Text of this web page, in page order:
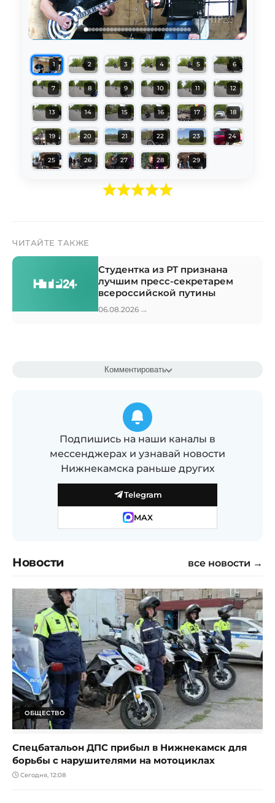
1 2 3 4 5 6
7 8 9 10 11 12
13 14 15 16 17 18
19 20 21 22 23 24
25 26 27 28 29
ЧИТАЙТЕ ТАКЖЕ
Студентка из РТ признана
лучшим пресс-секретарем
всероссийской путины
06.08.2026 →
Комментировать
Подпишись на наши каналы в
мессенджерах и узнавай новости
Нижнекамска раньше других
Telegram
MAX
Новости все новости →
ОБЩЕСТВО
Спецбатальон ДПС прибыл в Нижнекамск для
борьбы с нарушителями на мотоциклах
Сегодня, 12:08